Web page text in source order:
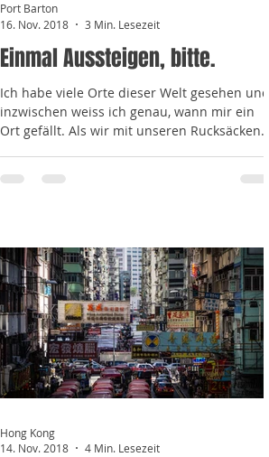
Einmal Aussteigen, bitte.
Ich habe viele Orte dieser Welt gesehen und
inzwischen weiss ich genau, wann mir ein
Ort gefällt. Als wir mit unseren Rucksäcken
Port Barton
16. Nov. 2018
3 Min. Lesezeit
Hong Kong
14. Nov. 2018
4 Min. Lesezeit